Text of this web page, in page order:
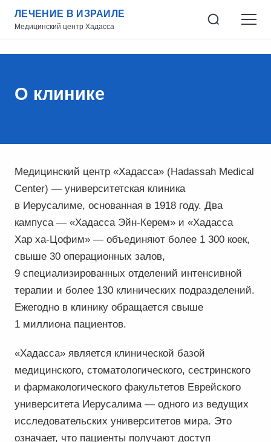
ЛЕЧЕНИЕ В ИЗРАИЛЕ
Медицинский центр Хадасса
О клинике
Медицинский центр «Хадасса» (Hadassah Medical
Center) — университетская клиника
в Иерусалиме, основанная в 1918 году. Два
кампуса — «Хадасса Эйн-Керем» и «Хадасса
Хар ха-Цофим» — объединяют более 1 300 коек,
свыше 30 операционных залов,
9 специализированных отделений интенсивной
терапии и более 130 клинических подразделений.
Ежегодно в клинику обращается свыше
1 миллиона пациентов.
«Хадасса» является клинической базой
медицинского, стоматологического, сестринского
и фармакологического факультетов Еврейского
университета Иерусалима — одного из ведущих
исследовательских университетов мира. Это
означает, что пациенты получают доступ